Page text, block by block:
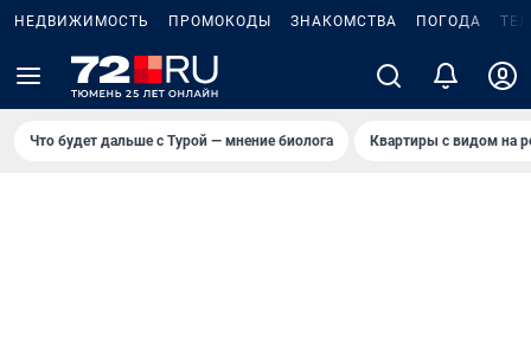
НЕДВИЖИМОСТЬ ПРОМОКОДЫ ЗНАКОМСТВА ПОГОДА
Что будет дальше с Турой — мнение биолога Квартиры с видом на